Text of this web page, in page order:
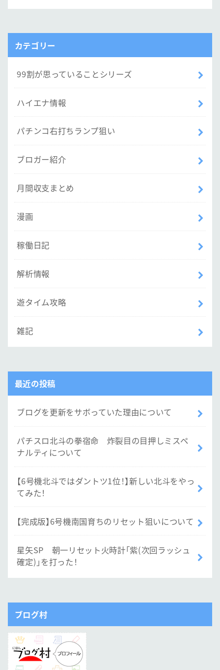
カテゴリー
99割が思っていることシリーズ
ハイエナ情報
パチンコ右打ちランプ狙い
ブロガー紹介
月間収支まとめ
漫画
稼働日記
解析情報
遊タイム攻略
雑記
最近の投稿
ブログを更新をサボっていた理由について
パチスロ北斗の拳宿命 炸裂目の目押しミスペ
ナルティについて
【6号機北斗ではダントツ1位！】新しい北斗をやっ
てみた！
【完成版】6号機南国育ちのリセット狙いについて
星矢SP 朝一リセット火時計「紫(次回ラッシュ
確定)」を打った！
ブログ村